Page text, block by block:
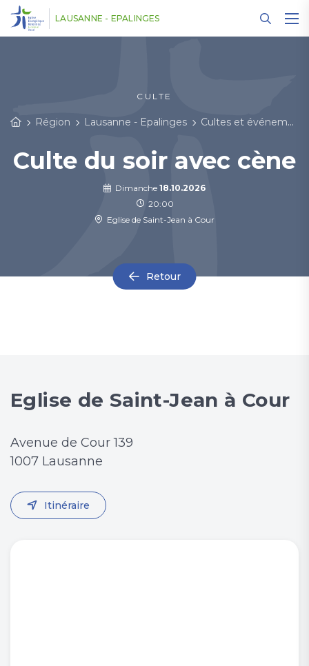
LAUSANNE - EPALINGES
CULTE
Région Lausanne - Epalinges Cultes et événements
Culte du soir avec cène
Dimanche 18.10.2026
20:00
Eglise de Saint-Jean à Cour
Retour
Eglise de Saint-Jean à Cour
Avenue de Cour 139
1007 Lausanne
Itinéraire
Panneau de gestion des cookies